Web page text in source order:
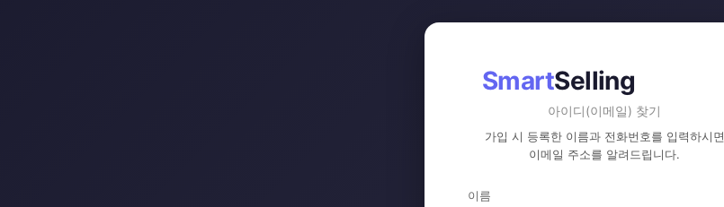
SmartSelling
아이디(이메일) 찾기
가입 시 등록한 이름과 전화번호를 입력하시면
이메일 주소를 알려드립니다.
이름